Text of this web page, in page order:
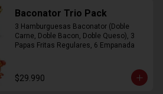
Baconator Trio Pack
3 Hamburguesas Baconator (Doble
Carne, Doble Bacon, Doble Queso), 3
Papas Fritas Regulares, 6 Empanada
$29.990